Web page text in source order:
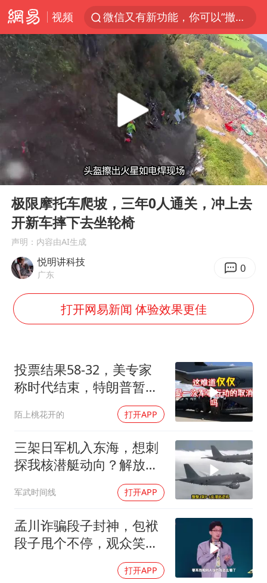
视频
微信又有新功能，你可以“撤回”你的撤回了！
新疆优化调整景区内自驾服务费
《欢迎来龙餐馆》口碑
检测列车撞人致11死2伤 涉事单位被罚
情侣在平潭拍日出时坠崖致一死一伤
白海豚将正面袭击贯穿浙江
宇树王兴兴被问了360多个问题
全民健身事业高质量发展
唐田赛前发布会上引用《孙子兵法》
几元成本的AI广告导致千万市值蒸发
老挝国会主席赛宋蓬逝世
黄金牛市回来了吗
乐享全民健身 共筑健康中国
Play
00:00 04:03
极限摩托车爬坡，三年0人通关，冲上去
开新车摔下去坐轮椅
声明：内容由AI生成
悦明讲科技
广东 0
打开网易新闻 体验效果更佳
投票结果58-32，美专家
称时代结束，特朗普暂不
陌上桃花开的 打开APP
三架日军机入东海，想刺
探我核潜艇动向？解放军
军武时间线 打开APP
孟川诈骗段子封神，包袱
段子甩个不停，观众笑到
打开APP